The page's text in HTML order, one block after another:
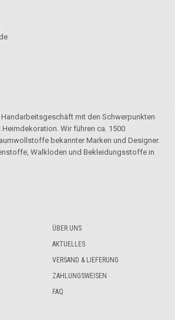
mit den Schwerpunkten
Wir führen ca. 1500
bekannter Marken und Designer.
Walkloden und Bekleidungsstoffe in
ÜBER UNS
AKTUELLES
VERSAND & LIEFERUNG
ZAHLUNGSWEISEN
FAQ